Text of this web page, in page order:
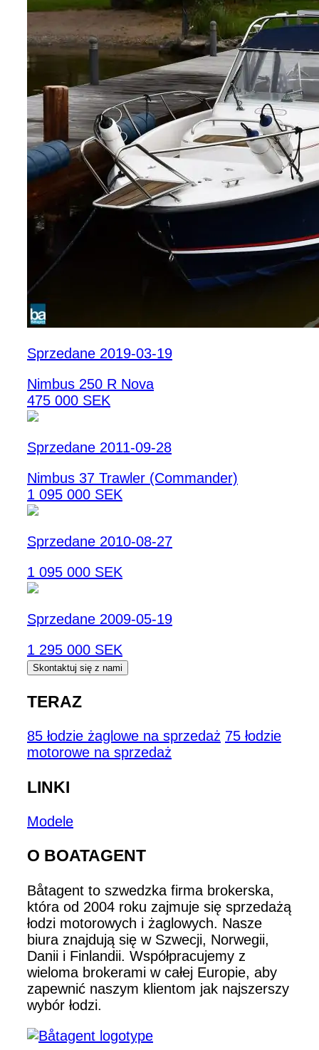
Sprzedane 2019-03-19
Nimbus 250 R Nova
475 000 SEK
Sprzedane 2011-09-28
Nimbus 37 Trawler (Commander)
1 095 000 SEK
Sprzedane 2010-08-27
1 095 000 SEK
Sprzedane 2009-05-19
1 295 000 SEK
Skontaktuj się z nami
TERAZ
85 łodzie żaglowe na sprzedaż 75 łodzie
motorowe na sprzedaż
LINKI
Modele
O BOATAGENT
Båtagent to szwedzka firma brokerska,
która od 2004 roku zajmuje się sprzedażą
łodzi motorowych i żaglowych. Nasze
biura znajdują się w Szwecji, Norwegii,
Danii i Finlandii. Współpracujemy z
wieloma brokerami w całej Europie, aby
zapewnić naszym klientom jak najszerszy
wybór łodzi.